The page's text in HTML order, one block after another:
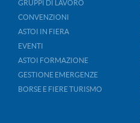
GRUPPI DI LAVORO
CONVENZIONI
ASTOI IN FIERA
EVENTI
ASTOI FORMAZIONE
GESTIONE EMERGENZE
BORSE E FIERE TURISMO